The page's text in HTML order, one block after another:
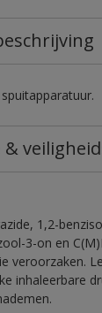
&
1,2-
3-on en
veroorzaken.
inhaleerbare